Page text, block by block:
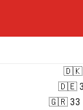
🇩🇰
🇩🇪
🇬🇷 33